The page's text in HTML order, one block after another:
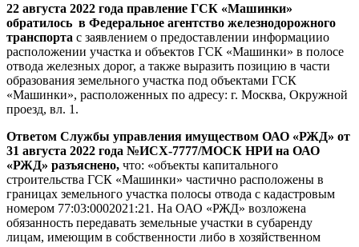
22 августа 2022 года правление ГСК «Машинки»
обратилось в Федеральное агентство железнодорожного
транспорта с заявлением о предоставлении информациио
расположении участка и объектов ГСК «Машинки» в полосе
отвода железных дорог, а также выразить позицию в части
образования земельного участка под объектами ГСК
«Машинки», расположенных по адресу: г. Москва, Окружной
проезд, вл. 1.
Ответом Службы управления имуществом ОАО «РЖД» от
31 августа 2022 года №ИСХ-7777/МОСК НРИ на ОАО
«РЖД» разъяснено, что: «объекты капитального
строительства ГСК «Машинки» частично расположены в
границах земельного участка полосы отвода с кадастровым
номером 77:03:0002021:21. На ОАО «РЖД» возложена
обязанность передавать земельные участки в субаренду
лицам, имеющим в собственности либо в хозяйственном